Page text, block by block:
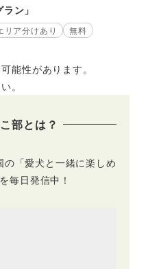
ン」
リア分けあり
無料
能性があります。
。
部とは？
「愛犬と一緒に楽しめ
毎日発信中！